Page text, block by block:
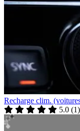
Recharge clim.
5.0 (1)